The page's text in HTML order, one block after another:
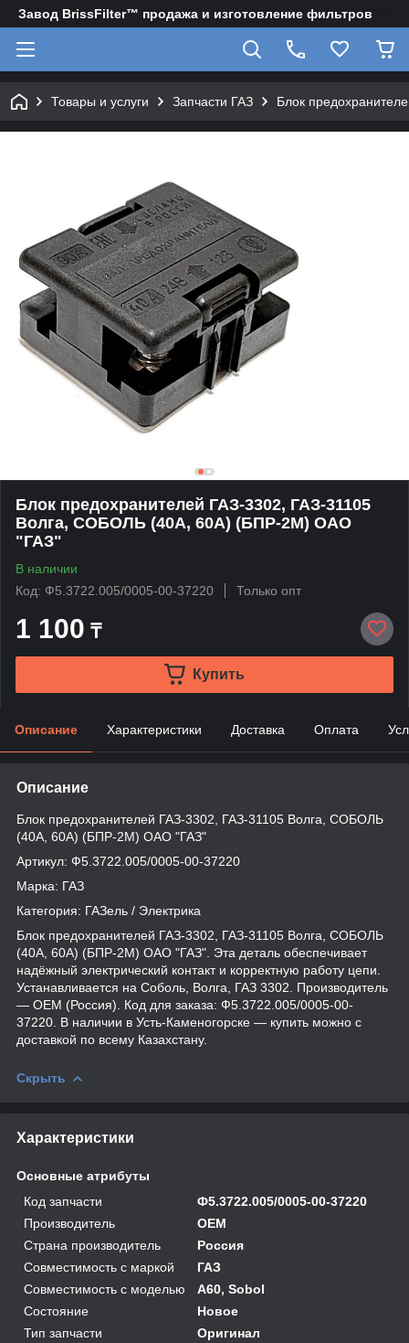
Завод BrissFilter™ продажа и изготовление фильтров
Товары и услуги Запчасти ГАЗ Блок
Блок предохранителей ГАЗ-3302, ГАЗ-31105
Волга, СОБОЛЬ (40А, 60А) (БПР-2М) ОАО
"ГАЗ"
В наличии
Код: Ф5.3722.005/0005-00-37220
Только опт
1 100 ₸
Купить
Описание Характеристики Доставка Оплата
Описание
Блок предохранителей ГАЗ-3302, ГАЗ-31105 Волга, СОБОЛЬ
(40А, 60А) (БПР-2М) ОАО "ГАЗ"
Артикул: Ф5.3722.005/0005-00-37220
Марка: ГАЗ
Категория: ГАЗель / Электрика
Блок предохранителей ГАЗ-3302, ГАЗ-31105 Волга, СОБОЛЬ
(40А, 60А) (БПР-2М) ОАО "ГАЗ". Эта деталь обеспечивает
надёжный электрический контакт и корректную работу цепи.
Устанавливается на Соболь, Волга, ГАЗ 3302. Производитель
— OEM (Россия). Код для заказа: Ф5.3722.005/0005-00-
37220. В наличии в Усть-Каменогорске — купить можно с
доставкой по всему Казахстану.
Скрыть
Характеристики
Основные атрибуты
Код запчасти
Ф5.3722.005/0005-00-37220
Производитель
OEM
Страна производитель
Россия
Совместимость с маркой
ГАЗ
Совместимость с моделью
A60, Sobol
Состояние
Новое
Тип запчасти
Оригинал